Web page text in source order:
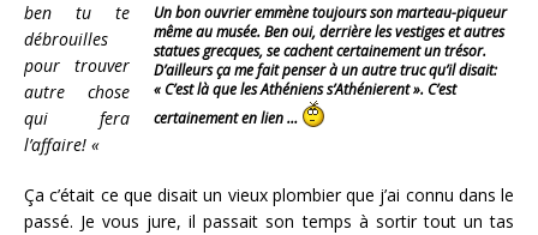
Un bon ouvrier emmène toujours son marteau-piqueur
même au musée. Ben oui, derrière les vestiges et autres
statues grecques, se cachent certainement un trésor.
D’ailleurs ça me fait penser à un autre truc qu’il disait:
« C’est là que les Athéniens s’Athénierent ». C’est
certainement en lien …
ben tu te
débrouilles
pour trouver
autre chose
qui fera
l’affaire! «
Ça c’était ce que disait un vieux plombier que j’ai connu dans le
passé. Je vous jure, il passait son temps à sortir tout un tas